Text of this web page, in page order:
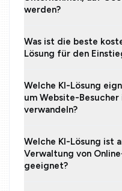
werden?
Was ist die beste
Lösung für den
Welche KI-Lösung
um Website-Besucher
verwandeln?
Welche KI-Lösung ist
Verwaltung von
geeignet?